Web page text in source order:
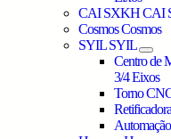
CAI SXKHCAI
CosmosCosmos
SYIL SYIL
Centro de
3/4 Eixos
Torno